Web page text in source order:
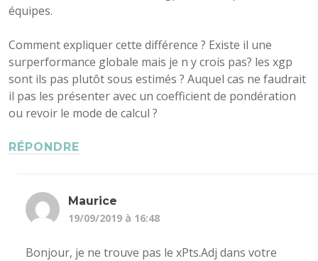
équipes.
Comment expliquer cette différence ? Existe il une
surperformance globale mais je n y crois pas? les xgp
sont ils pas plutôt sous estimés ? Auquel cas ne faudrait
il pas les présenter avec un coefficient de pondération
ou revoir le mode de calcul ?
RÉPONDRE
Maurice
19/09/2019 à 16:48
Bonjour, je ne trouve pas le xPts.Adj dans votre